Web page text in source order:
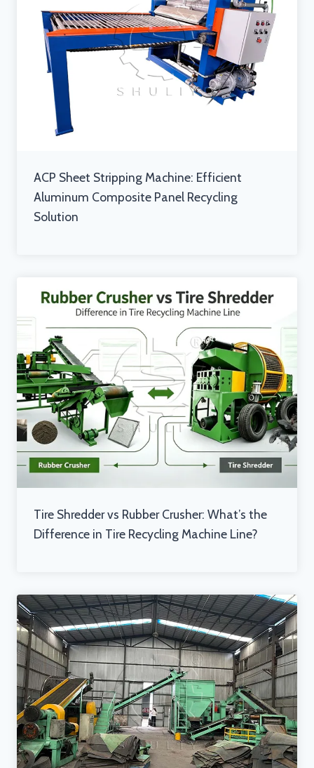
ACP Sheet Stripping Machine: Efficient
Aluminum Composite Panel Recycling
Solution
Tire Shredder vs Rubber Crusher: What’s the
Difference in Tire Recycling Machine Line?